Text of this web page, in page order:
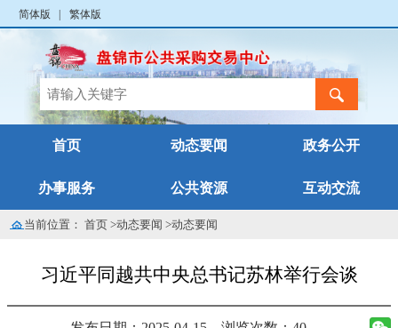
简体版 繁体版
首页 动态要闻 政务公开
办事服务 公共资源 互动交流
当前位置：首页 >动态要闻 >动态要闻
习近平同越共中央总书记苏林举行会谈